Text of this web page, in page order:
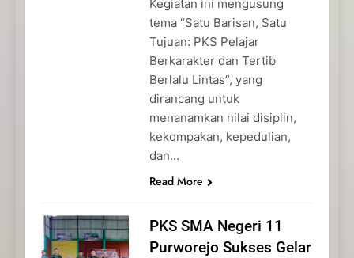
Kegiatan ini mengusung
tema “Satu Barisan, Satu
Tujuan: PKS Pelajar
Berkarakter dan Tertib
Berlalu Lintas”, yang
dirancang untuk
menanamkan nilai disiplin,
kekompakan, kepedulian,
dan…
Read More
PKS SMA Negeri 11
Purworejo Sukses Gelar